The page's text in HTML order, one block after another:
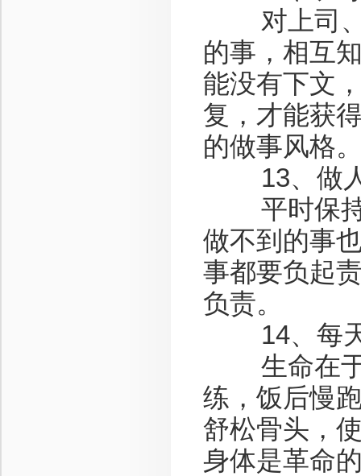
对上司、
的事，相互
能没有下文
复，才能获
的做事风格
13、做人
平时保持
做不到的事
事都要负起
负责。
14、每天
生命在于
练，饭后慢
舒松骨头，
身体是革命